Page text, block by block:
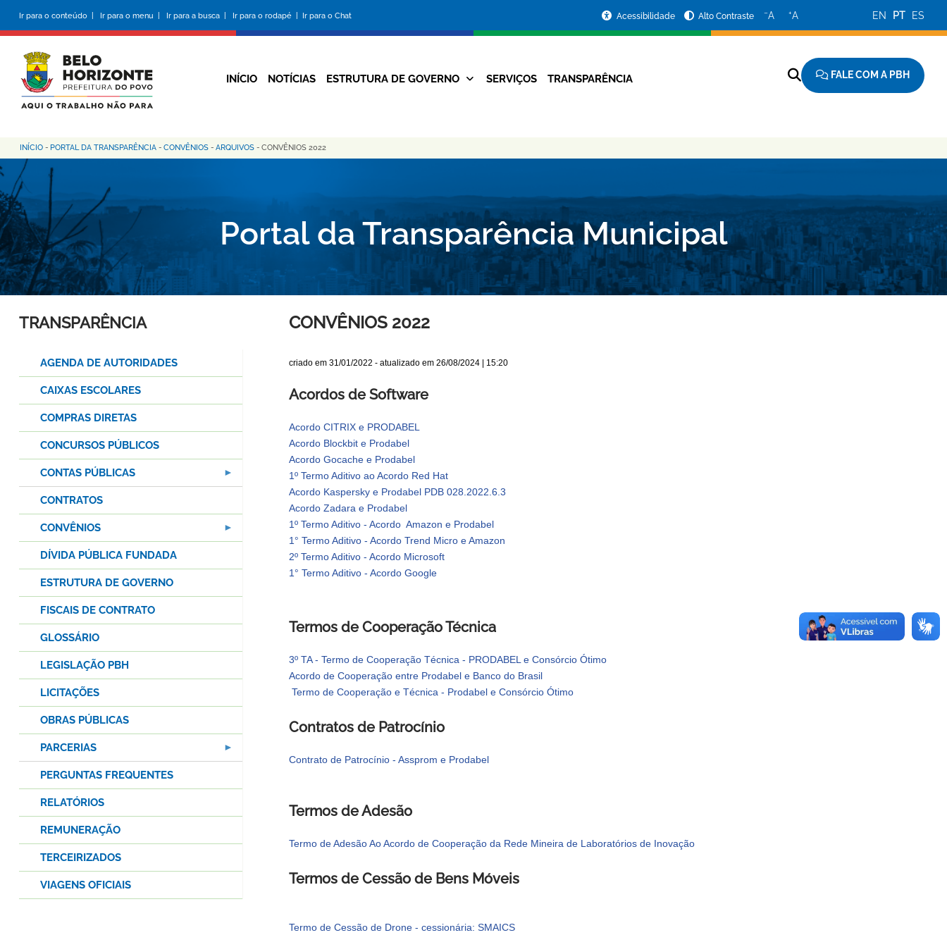
conteúdo
principal
Ir para o conteúdo | Ir para o menu | Ir para a busca | Ir para o rodapé | Ir para o Chat
da
Prefeitura
Horizonte
Acessibilidade Alto Contraste −A +A EN PT ES
Navegação
INÍCIO NOTÍCIAS ESTRUTURA DE GOVERNO SERVIÇOS TRANSPARÊNCIA FALE COM A PBH
Trilha
de
navegação
INÍCIO - PORTAL DA TRANSPARÊNCIA - CONVÊNIOS - ARQUIVOS - CONVÊNIOS 2022
Portal da Transparência Municipal
CONVÊNIOS 2022
criado em 31/01/2022 - atualizado em 26/08/2024 | 15:20
Acordos de Software
Acordo CITRIX e PRODABEL
Acordo Blockbit e Prodabel
Acordo Gocache e Prodabel
1º Termo Aditivo ao Acordo Red Hat
Acordo Kaspersky e Prodabel PDB 028.2022.6.3
Acordo Zadara e Prodabel
1º Termo Aditivo - Acordo Amazon e Prodabel
1° Termo Aditivo - Acordo Trend Micro e Amazon
2º Termo Aditivo - Acordo Microsoft
1° Termo Aditivo - Acordo Google
Termos de Cooperação Técnica
3º TA - Termo de Cooperação Técnica - PRODABEL e Consórcio Ótimo
Acordo de Cooperação entre Prodabel e Banco do Brasil
Termo de Cooperação e Técnica - Prodabel e Consórcio Ótimo
Contratos de Patrocínio
Contrato de Patrocínio - Assprom e Prodabel
Termos de Adesão
Termo de Adesão Ao Acordo de Cooperação da Rede Mineira de Laboratórios de Inovação
Termos de Cessão de Bens Móveis
Termo de Cessão de Drone - cessionária: SMAICS
TRANSPARÊNCIA
AGENDA DE AUTORIDADES
CAIXAS ESCOLARES
COMPRAS DIRETAS
CONCURSOS PÚBLICOS
CONTAS PÚBLICAS
CONTRATOS
CONVÊNIOS
DÍVIDA PÚBLICA FUNDADA
ESTRUTURA DE GOVERNO
FISCAIS DE CONTRATO
GLOSSÁRIO
LEGISLAÇÃO PBH
LICITAÇÕES
OBRAS PÚBLICAS
PARCERIAS
PERGUNTAS FREQUENTES
RELATÓRIOS
REMUNERAÇÃO
TERCEIRIZADOS
VIAGENS OFICIAIS